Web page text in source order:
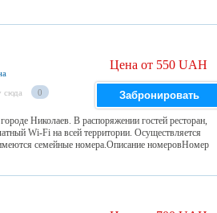
сюда 0
Цена от 550 UAH
Забронировать
Николаев. В распоряжении гостей ресторан,
Wi-Fi на всей территории. Осуществляется
семейные номера.Описание номеровНомер